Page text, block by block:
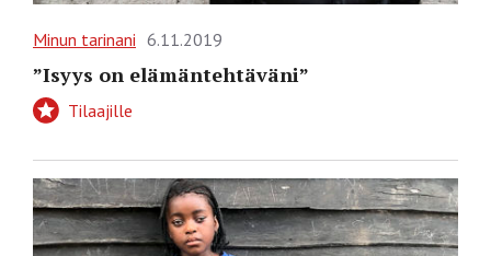
Minun tarinani 6.11.2019
”Isyys on elämäntehtäväni”
Tilaajille